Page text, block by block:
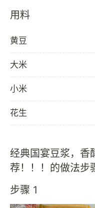
用料
黄豆
大米
小米
花生
经典国宴豆浆，香
荐！！！的做法步
步骤 1